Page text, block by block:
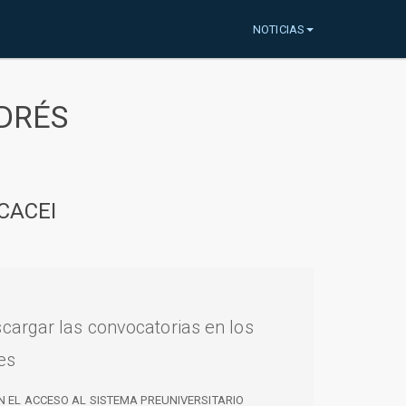
NOTICIAS
las convocatorias en los
EL ACCESO AL SISTEMA PREUNIVERSITARIO